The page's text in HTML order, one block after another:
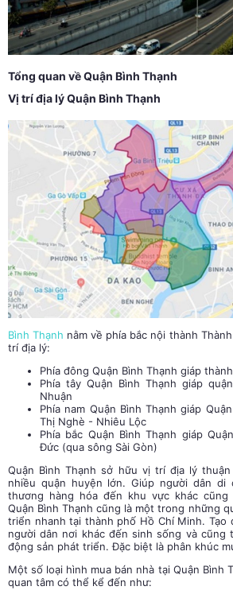
Tổng quan về Quận Bình Thạnh
Vị trí địa lý Quận Bình Thạnh
Bình Thạnh nằm về phía bắc nội thành
trí địa lý:
Phía đông Quận Bình Thạnh giáp
Phía tây Quận Bình Thạnh giáp
Nhuận
Phía nam Quận Bình Thạnh giáp
Thị Nghè - Nhiêu Lộc
Phía bắc Quận Bình Thạnh giáp
Đức (qua sông Sài Gòn)
Quận Bình Thạnh sở hữu vị trí địa lý
nhiều quận huyện lớn. Giúp người dân di
thương hàng hóa đến khu vực khác
Quận Bình Thạnh cũng là một trong những
triển nhanh tại thành phố Hồ Chí Minh.
người dân nơi khác đến sinh sống và cũng
động sản phát triển. Đặc biệt là phân khúc
Một số loại hình mua bán nhà tại Quận Bình
quan tâm có thể kể đến như: